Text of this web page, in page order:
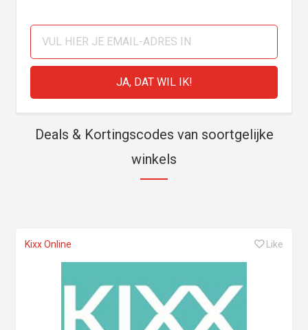
Deals & Kortingscodes van soortgelijke
winkels
Kixx Online Like